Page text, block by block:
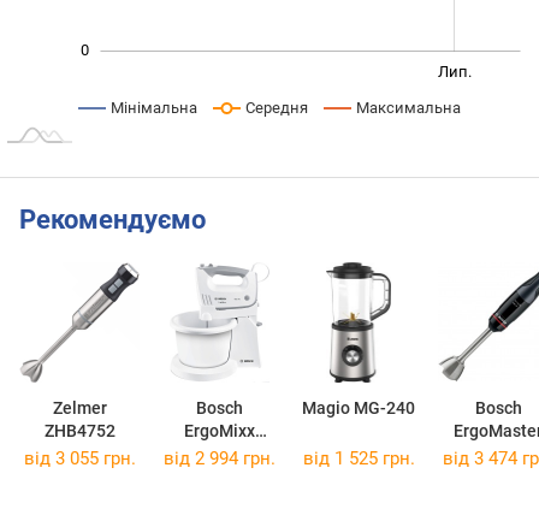
0
Лип.
Мінімальна Середня Максимальна
Рекомендуємо
Zelmer
ZHB4752
Bosch
ErgoMixx
MFQ36490
Magio MG-240
Bosch
від 3 055 грн. від 2 994 грн. від 1 525 грн. від 3 474